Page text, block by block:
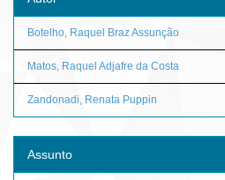
Botelho, Raquel Braz Assunção
Matos, Raquel Adjafre da Costa
Zandonadi, Renata Puppin
Assunto